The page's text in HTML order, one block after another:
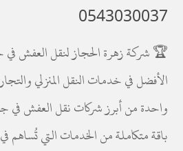
0543030037
🏆 شركة زهرة الحجاز لنقل العفش
الأفضل في خدمات النقل المنزلي
واحدة من أبرز شركات نقل العفش في
باقة متكاملة من الخدمات التي تُساهم